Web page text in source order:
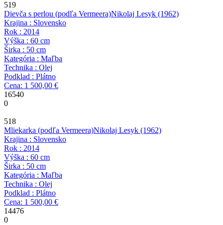
519
Dievča s perlou (podľa Vermeera)Nikolaj Lesyk (1962)
Krajina : Slovensko
Rok : 2014
Výška : 60 cm
Širka : 50 cm
Kategória : Maľba
Technika : Olej
Podklad : Plátno
Cena: 1 500,00 €
16540
0
518
Mliekarka (podľa Vermeera)Nikolaj Lesyk (1962)
Krajina : Slovensko
Rok : 2014
Výška : 60 cm
Širka : 50 cm
Kategória : Maľba
Technika : Olej
Podklad : Plátno
Cena: 1 500,00 €
14476
0